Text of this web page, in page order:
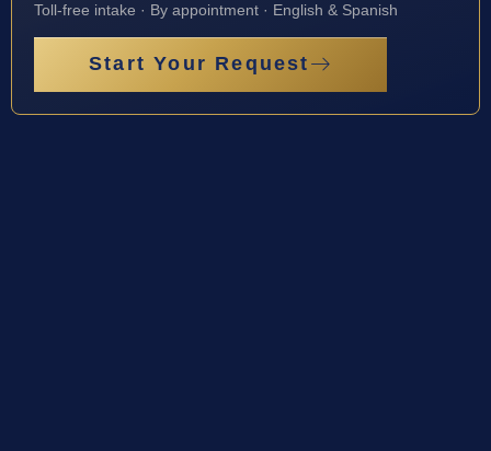
Toll-free intake · By appointment · English & Spanish
Start Your Request